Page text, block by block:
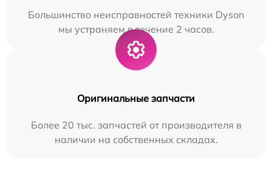
Большинство неисправностей техники Dyson
мы устраняем в течение 2 часов.
Оригинальные запчасти
Более 20 тыс. запчастей от производителя в
наличии на собственных складах.